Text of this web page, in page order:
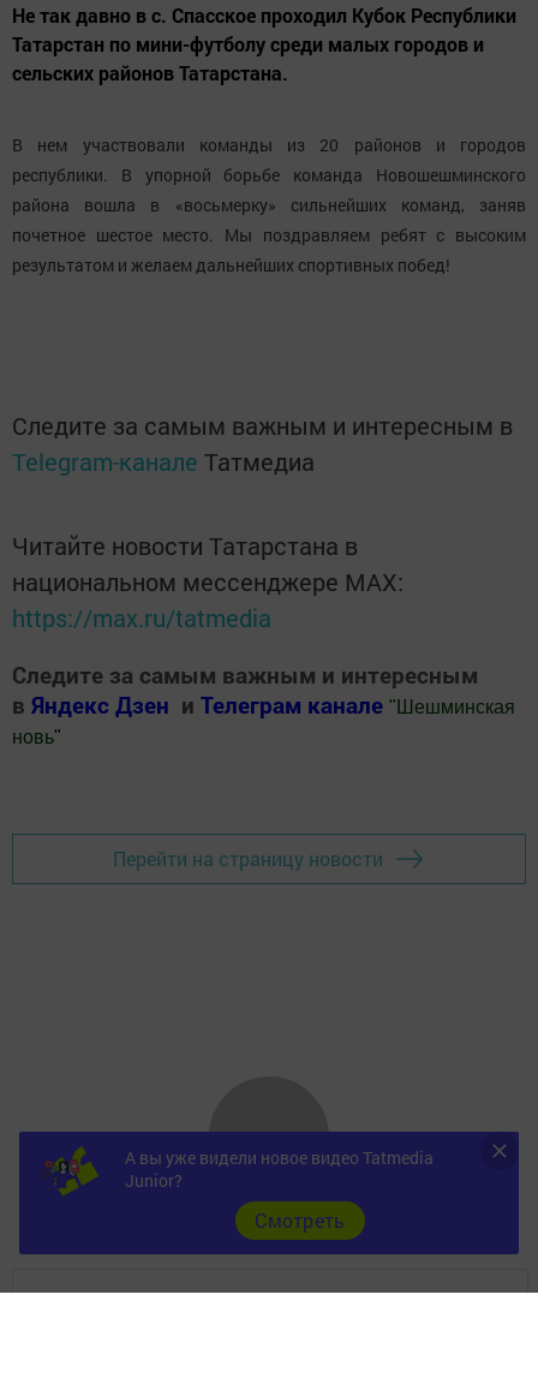
Не так давно в с. Спасское проходил Кубок Республики
Татарстан по мини-футболу среди малых городов и
сельских районов Татарстана.
В нем участвовали команды из 20 районов и городов
республики. В упорной борьбе команда Новошешминского
района вошла в «восьмерку» сильнейших команд, заняв
почетное шестое место. Мы поздравляем ребят с высоким
результатом и желаем дальнейших спортивных побед!
Следите за самым важным и интересным в
Telegram-канале Татмедиа
Читайте новости Татарстана в
национальном мессенджере MАХ:
https://max.ru/tatmedia
Следите за самым важным и интересным
в Яндекс Дзен и Телеграм канале " Шешминская
новь"
Перейти на страницу новости
А вы уже видели новое видео Tatmedia
Junior?
Cмотреть